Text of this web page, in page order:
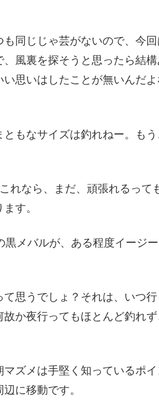
同じじゃ芸がないので、今回
風裏を探そうと思ったら結構
思いはしたことが無いんだよ
もなサイズは釣れねー。もう
れなら、まだ、頑張れるって
す。
メバルが、ある程度イージ
思うでしょ？それは、いつ行
か夜行ってもほとんど釣れず
ズメは手堅く知っているポイ
に移動です。